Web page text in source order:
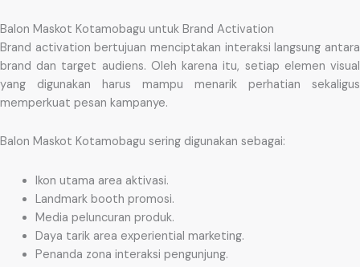
Balon Maskot Kotamobagu untuk Brand Activation
Brand activation bertujuan menciptakan interaksi langsung antara
brand dan target audiens. Oleh karena itu, setiap elemen visual
yang digunakan harus mampu menarik perhatian sekaligus
memperkuat pesan kampanye.
Balon Maskot Kotamobagu sering digunakan sebagai:
Ikon utama area aktivasi.
Landmark booth promosi.
Media peluncuran produk.
Daya tarik area experiential marketing.
Penanda zona interaksi pengunjung.